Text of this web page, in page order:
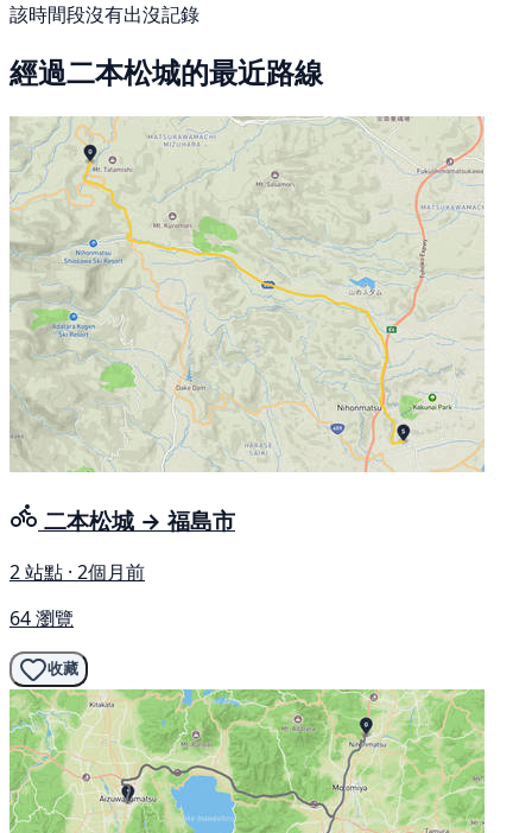
該時間段沒有出沒記錄
經過二本松城的最近路線
二本松城 → 福島市
2 站點 · 2個月前
64 瀏覽
收藏